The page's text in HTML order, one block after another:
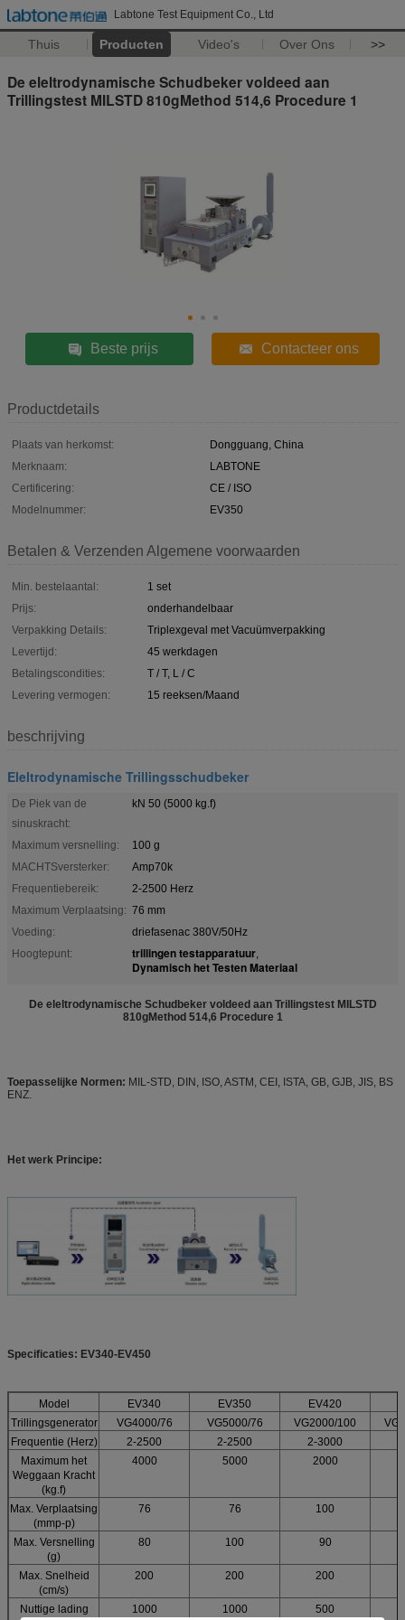
Labtone Test Equipment Co., Ltd
Thuis Producten Video's Over Ons >>
De eleltrodynamische Schudbeker voldeed aan
Trillingstest MILSTD 810gMethod 514,6 Procedure 1
Beste prijs Contacteer ons
Productdetails
Plaats van herkomst:
Dongguang, China
Merknaam:
LABTONE
Certificering:
CE / ISO
Modelnummer:
EV350
Betalen & Verzenden Algemene voorwaarden
Min. bestelaantal:
1 set
Prijs:
onderhandelbaar
Verpakking Details:
Triplexgeval met Vacuümverpakking
Levertijd:
45 werkdagen
Betalingscondities:
T / T, L / C
Levering vermogen:
15 reeksen/Maand
beschrijving
Eleltrodynamische Trillingsschudbeker
De Piek van de
sinuskracht:
kN 50 (5000 kg.f)
Maximum versnelling:
100 g
MACHTSversterker:
Amp70k
Frequentiebereik:
2-2500 Herz
Maximum Verplaatsing: 76 mm
Voeding:
driefasenac 380V/50Hz
Hoogtepunt:
trillingen testapparatuur,
Dynamisch het Testen Materiaal
De eleltrodynamische Schudbeker voldeed aan Trillingstest MILSTD
810gMethod 514,6 Procedure 1
Toepasselijke Normen: MIL-STD, DIN, ISO, ASTM, CEI, ISTA, GB, GJB, JIS, BS
ENZ.
Het werk Principe:
Specificaties: EV340-EV450
Model EV340 EV350 EV420
Trillingsgenerator
VG4000/76 VG5000/76 VG2000/100
Frequentie (Herz)
2-2500 2-2500 2-3000
Maximum het
Weggaan Kracht
(kg.f)
4000 5000 2000
Max. Verplaatsing
(mmp-p)
76 76 100
Max. Versnelling
(g)
80 100 90
Max. Snelheid
(cm/s)
200 200 200
Nuttige lading
1000 1000 500